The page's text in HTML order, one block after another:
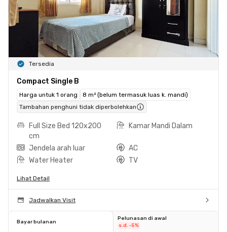
Tersedia
Compact Single B
Harga untuk 1 orang
8 m² (belum termasuk luas k. mandi)
Tambahan penghuni tidak diperbolehkan
Full Size Bed 120x200
cm
Kamar Mandi Dalam
Jendela arah luar
AC
Water Heater
TV
Lihat Detail
Jadwalkan Visit
Bayar bulanan
Pelunasan di awal
s.d. -5%